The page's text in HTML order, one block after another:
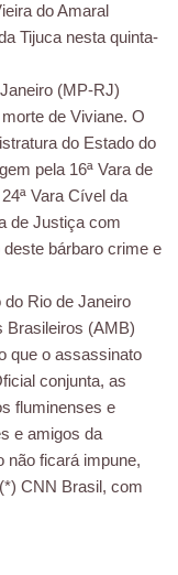
do Amaral
Tijuca nesta quinta-
(MP-RJ)
de Viviane. O
do Estado do
pela 16ª Vara de
Vara Cível da
de Justiça com
bárbaro crime e
Rio de Janeiro
Brasileiros (AMB)
que o assassinato
conjunta, as
fluminenses e
e amigos da
não ficará impune,
CNN Brasil, com